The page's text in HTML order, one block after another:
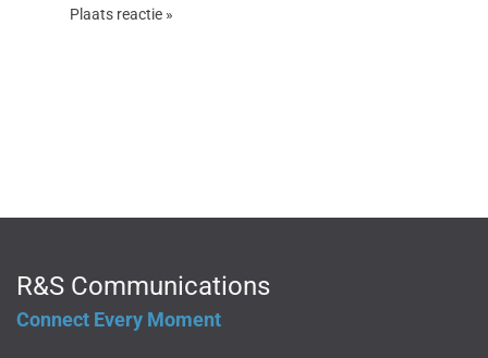
R&S Communications
Connect Every Moment